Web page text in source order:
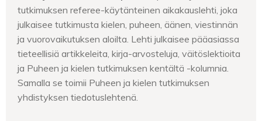
tutkimuksen referee-käytänteinen aikakauslehti, joka
julkaisee tutkimusta kielen, puheen, äänen, viestinnän
ja vuorovaikutuksen aloilta. Lehti julkaisee pääasiassa
tieteellisiä artikkeleita, kirja-arvosteluja, väitöslektioita
ja Puheen ja kielen tutkimuksen kentältä -kolumnia.
Samalla se toimii Puheen ja kielen tutkimuksen
yhdistyksen tiedotuslehtenä.